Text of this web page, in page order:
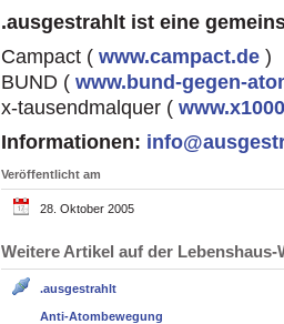
.ausgestrahlt ist eine
Campact ( www.campact.de )
BUND ( www.bund-gegen-
x-tausendmalquer (
Informationen:
Veröffentlicht am
28. Oktober 2005
Weitere Artikel auf der
.ausgestrahlt
Anti-Atombewegung